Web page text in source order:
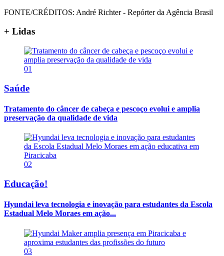
FONTE/CRÉDITOS: André Richter - Repórter da Agência Brasil
+ Lidas
01
Saúde
Tratamento do câncer de cabeça e pescoço evolui e amplia
preservação da qualidade de vida
02
Educação!
Hyundai leva tecnologia e inovação para estudantes da Escola
Estadual Melo Moraes em ação...
03